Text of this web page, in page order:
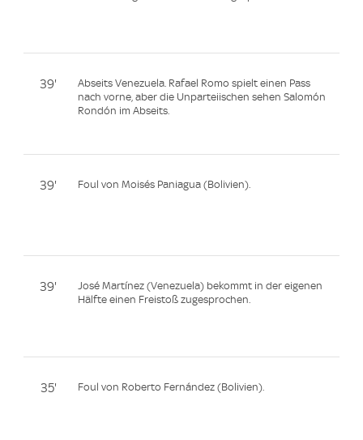
39'
Abseits Venezuela. Rafael Romo spielt einen Pass
nach vorne, aber die Unparteiischen sehen Salomón
Rondón im Abseits.
39' Foul von Moisés Paniagua (Bolivien).
39'
José Martínez (Venezuela) bekommt in der eigenen
Hälfte einen Freistoß zugesprochen.
35' Foul von Roberto Fernández (Bolivien).